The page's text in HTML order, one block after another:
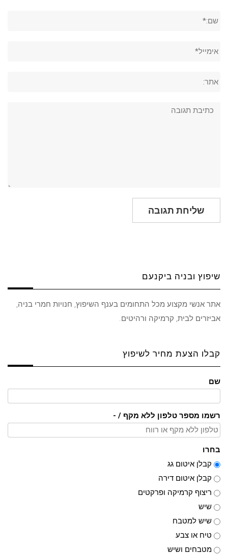
שיפוץ ובניה ביקנעם
אתר אנשי מקצוע מכל התחומים בענף השיפוץ, חנויות חמרי בניה,
אביזרים לבית, קרמיקה ורהיטים.
קבלו הצעת מחיר לשיפוץ
שם
רשמו מספר טלפון ללא מקף / -
בחרו
קבלן איטום גג
קבלן איטום דירה
ריצוף קרמיקה ופרקטים
שיש
שיש למטבח
טיח או צבע
מטבחים ושיש